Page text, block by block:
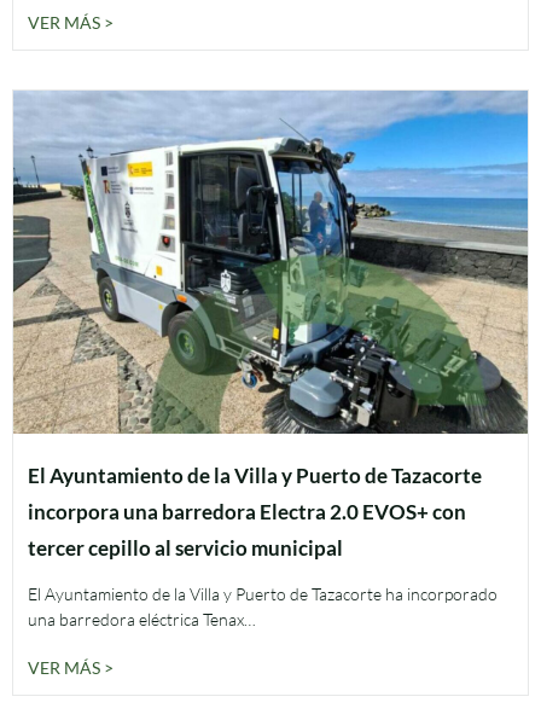
VER MÁS >
El Ayuntamiento de la Villa y Puerto de Tazacorte
incorpora una barredora Electra 2.0 EVOS+ con
tercer cepillo al servicio municipal
El Ayuntamiento de la Villa y Puerto de Tazacorte ha incorporado
una barredora eléctrica Tenax…
VER MÁS >